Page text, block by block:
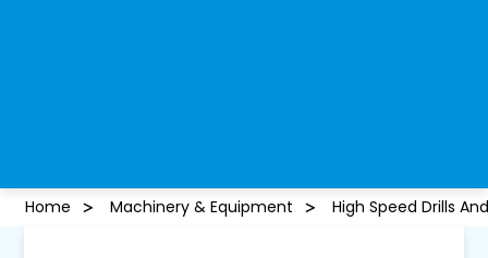
Home Machinery & Equipment High Speed Drills